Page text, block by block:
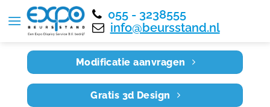
055 - 3238555
info@beursstand.nl
Home RE8X5 011
Modificatie aanvragen
Gratis 3d Design